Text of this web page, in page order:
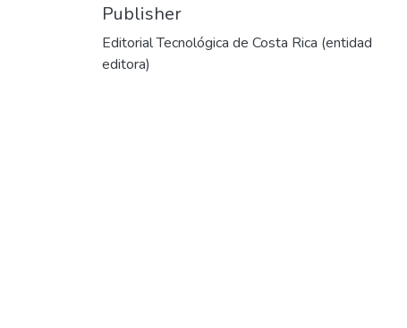
Publisher
Editorial Tecnológica de Costa Rica (entidad
editora)